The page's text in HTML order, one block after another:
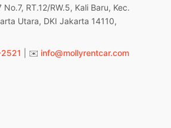
RT.12/RW.5, Kali Baru, Kec.
Utara, DKI Jakarta 14110,
| ✉️ info@mollyrentcar.com